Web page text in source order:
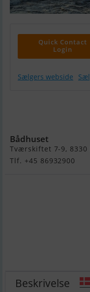
Quick Contact
Login
Sælgers webside
Bådhuset
Tværskiftet 7-9, 8330
Tlf. +45 86932900
Beskrivelse